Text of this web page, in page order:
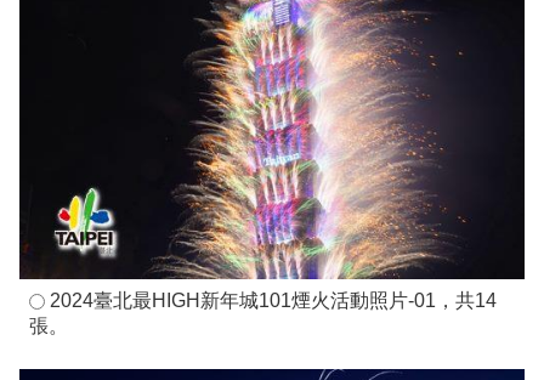
2024臺北最HIGH新年城101煙火活動照片-01，共14
張。